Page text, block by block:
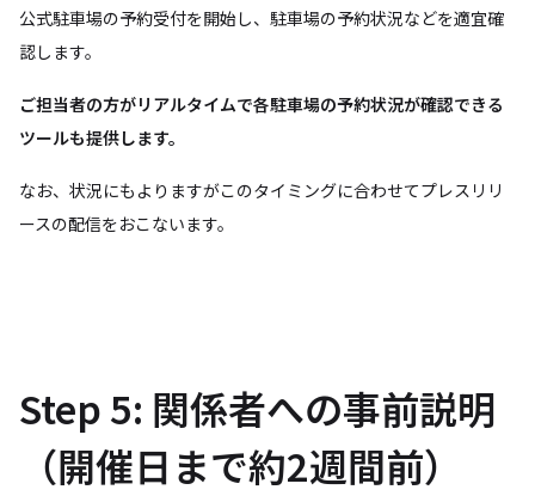
公式駐車場の予約受付を開始し、駐車場の予約状況などを適宜確
認します。
ご担当者の方がリアルタイムで各駐車場の予約状況が確認できる
ツールも提供します。
なお、状況にもよりますがこのタイミングに合わせてプレスリリ
ースの配信をおこないます。
Step 5: 関係者への事前説明
（開催日まで約2週間前）